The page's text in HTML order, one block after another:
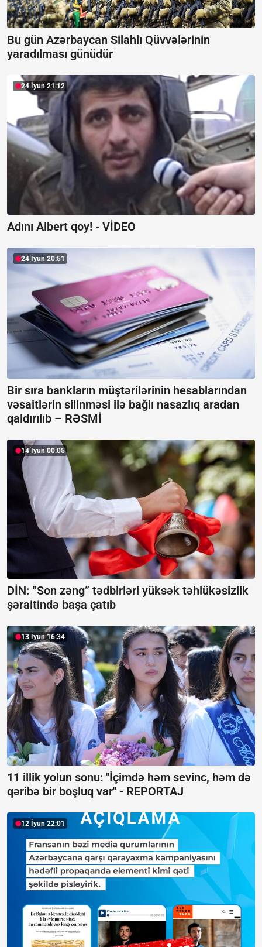
Bu gün Azərbaycan Silahlı Qüvvələrinin
yaradılması günüdür
24 İyun 21:12
Adını Albert qoy! - VİDEO
24 İyun 20:51
Bir sıra bankların müştərilərinin hesablarından
vəsaitlərin silinməsi ilə bağlı nasazlıq aradan
qaldırılıb – RƏSMİ
14 İyun 00:05
DİN: “Son zəng” tədbirləri yüksək təhlükəsizlik
şəraitində başa çatıb
13 İyun 16:34
11 illik yolun sonu: "İçimdə həm sevinc, həm də
qəribə bir boşluq var" - REPORTAJ
12 İyun 22:01